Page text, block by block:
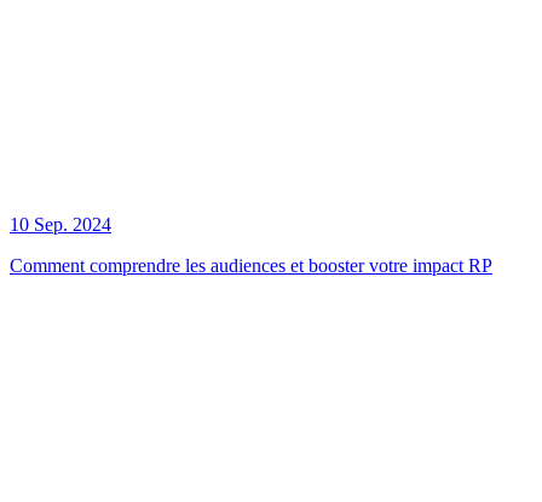
10 Sep. 2024
Comment comprendre les audiences et booster votre impact RP